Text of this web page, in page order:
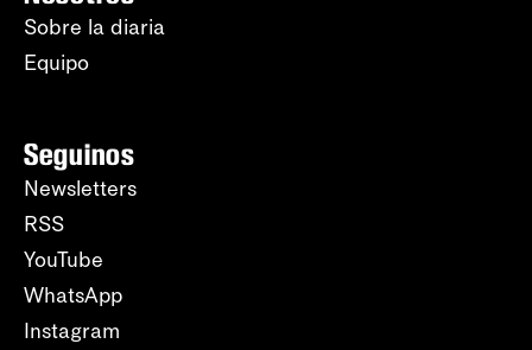
Sobre la diaria
Equipo
Seguinos
Newsletters
RSS
YouTube
WhatsApp
Instagram